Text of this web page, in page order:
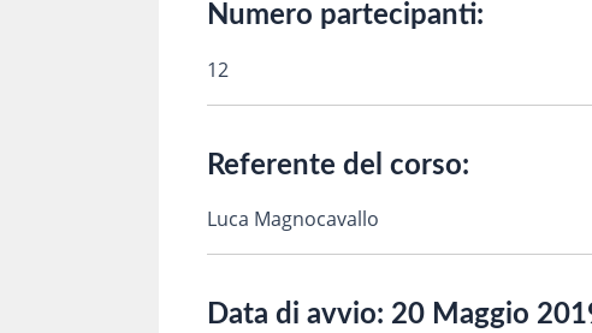
Numero partecipanti:
12
Referente del corso:
Luca Magnocavallo
Data di avvio: 20 Maggio